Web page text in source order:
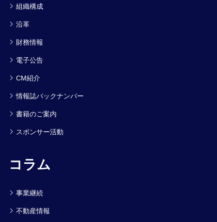
組織構成
沿革
財務情報
電子公告
CM紹介
情報誌バックナンバー
書籍のご案内
スポンサー活動
コラム
事業継続
不動産情報